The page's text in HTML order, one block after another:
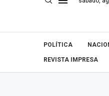
POLÍTICA
REVISTA IMPRESA